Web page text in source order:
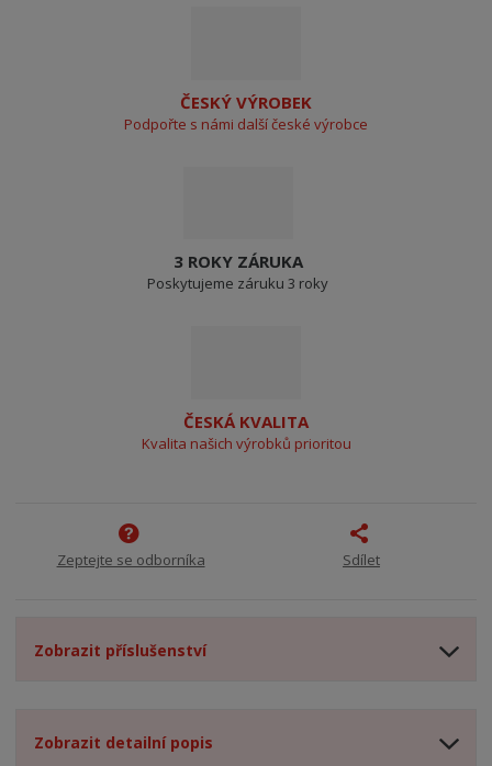
ČESKÝ VÝROBEK
Podpořte s námi další české výrobce
3 ROKY ZÁRUKA
Poskytujeme záruku 3 roky
ČESKÁ KVALITA
Kvalita našich výrobků prioritou
Zeptejte se odborníka Sdílet
Zobrazit příslušenství
Zobrazit detailní popis